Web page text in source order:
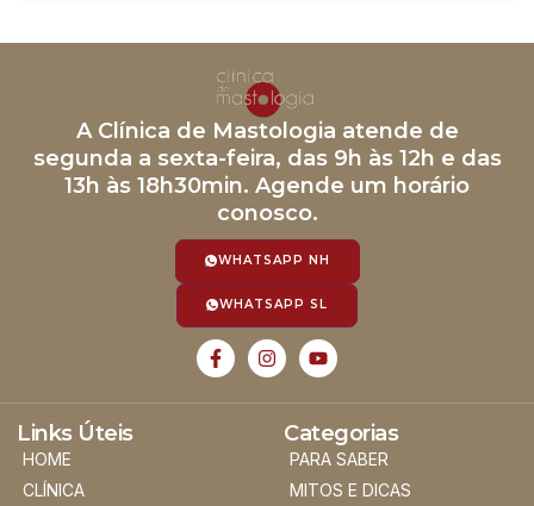
A Clínica de Mastologia atende de
segunda a sexta-feira, das 9h às 12h e das
13h às 18h30min. Agende um horário
conosco.
WHATSAPP NH
WHATSAPP SL
Links Úteis
HOME
CLÍNICA
Categorias
PARA SABER
MITOS E DICAS